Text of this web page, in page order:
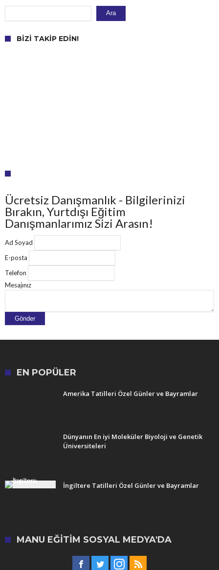
Ara
BIZI TAKIP EDIN!
Ücretsiz Danışmanlık - Bilgilerinizi
Bırakın, Yurtdışı Eğitim
Danışmanlarımız Sizi Arasın!
Ad Soyad
E-posta
Telefon
Mesajınız
EN POPÜLER
Amerika Tatilleri Özel Günler ve Bayramlar
Dünyanın En iyi Moleküler Biyoloji ve Genetik
Üniversiteleri
İngiltere Tatilleri Özel Günler ve Bayramlar
MANU EĞITIM SOSYAL MEDYA'DA